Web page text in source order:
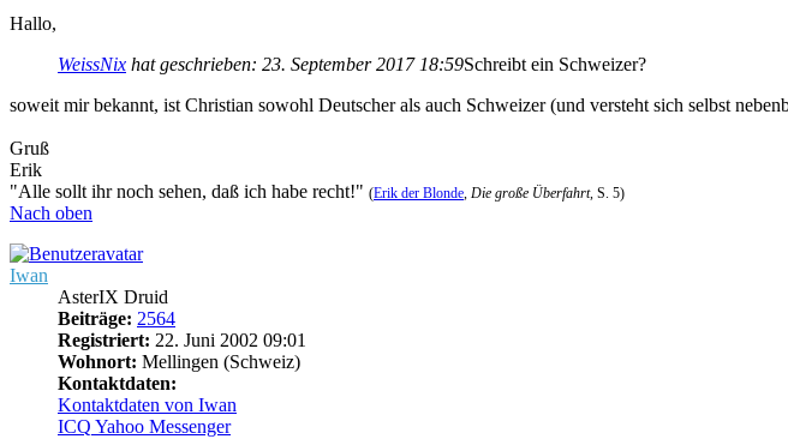
Hallo,
WeissNix hat geschrieben: 23. September 2017 18:59Schreibt ein Schweizer?
soweit mir bekannt, ist Christian sowohl Deutscher als auch Schweizer (und versteht sich selbst
Gruß
Erik
"Alle sollt ihr noch sehen, daß ich habe recht!" (Erik der Blonde, Die große Überfahrt, S. 5)
Nach oben
Iwan
AsterIX Druid
Beiträge: 2564
Registriert: 22. Juni 2002 09:01
Wohnort: Mellingen (Schweiz)
Kontaktdaten:
Kontaktdaten von Iwan
ICQ Yahoo Messenger